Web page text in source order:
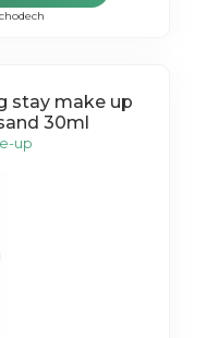
stay make up
30ml
up